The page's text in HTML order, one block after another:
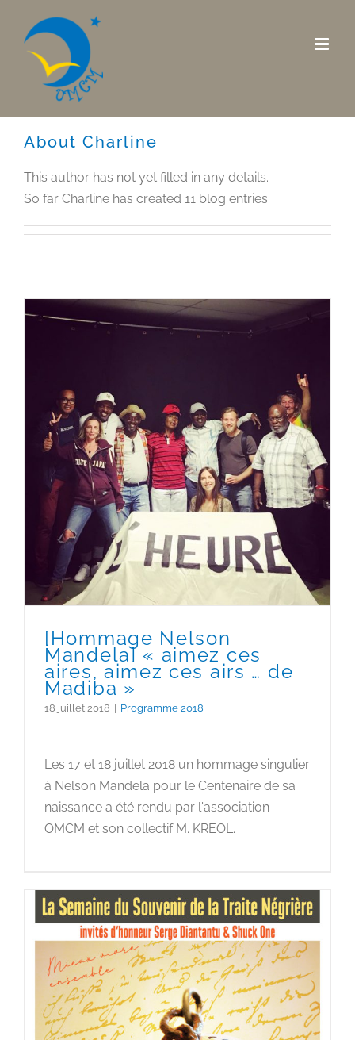
content
About Charline
This author has not yet filled in any details.
So far Charline has created 11 blog entries.
[Hommage Nelson Mandela]
« aimez ces aires, aimez ces
airs … de Madiba »
[Hommage Nelson
Mandela] « aimez ces
aires, aimez ces airs … de
Madiba »
18 juillet 2018 Programme 2018
Les 17 et 18 juillet 2018 un hommage singulier
à Nelson Mandela pour le Centenaire de sa
naissance a été rendu par l'association
OMCM et son collectif M. KREOL.